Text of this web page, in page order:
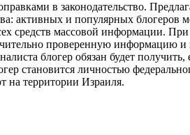
в законодательство.
активных и популярных
средств массовой информации.
проверенную информацию и
блогер обязан будет
становится личностью
на территории Израиля.